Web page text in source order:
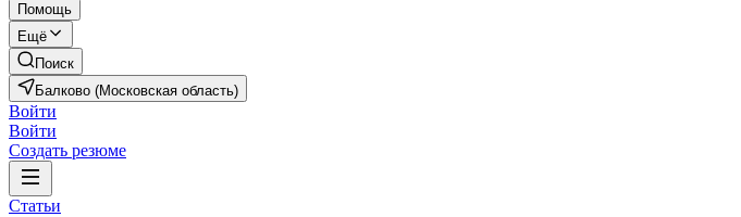
Помощь
Ещё
Поиск
Балково (Московская область)
Войти
Войти
Создать резюме
Статьи